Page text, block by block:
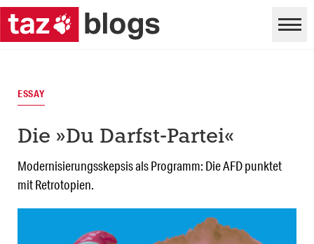
ESSAY
Die »Du Darfst-Partei«
Modernisierungsskepsis als Programm: Die AFD punktet
mit Retrotopien.